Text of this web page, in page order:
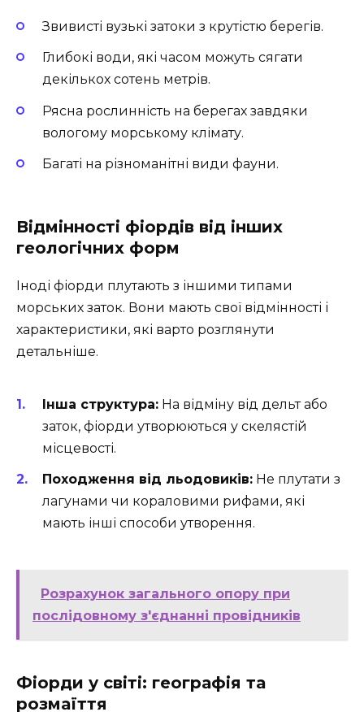
Звивисті вузькі затоки з крутістю берегів.
Глибокі води, які часом можуть сягати
декількох сотень метрів.
Рясна рослинність на берегах завдяки
вологому морському клімату.
Багаті на різноманітні види фауни.
Відмінності фіордів від інших
геологічних форм
Іноді фіорди плутають з іншими типами
морських заток. Вони мають свої відмінності і
характеристики, які варто розглянути
детальніше.
Інша структура: На відміну від дельт або
заток, фіорди утворюються у скелястій
місцевості.
Походження від льодовиків: Не плутати з
лагунами чи кораловими рифами, які
мають інші способи утворення.
Розрахунок загального опору при
послідовному з'єднанні провідників
Фіорди у світі: географія та
розмаїття